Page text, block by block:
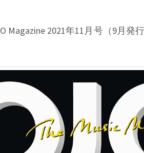
2021年11月号（9月発